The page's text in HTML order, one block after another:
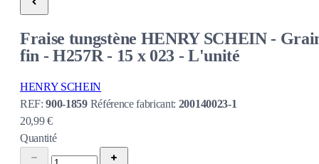
Fraise tungstène HENRY SCHEIN -
fin - H257R - 15 x 023 - L'unité
HENRY SCHEIN
REF:900-1859 Référence fabricant: 200140023-1
20,99 €
Quantité